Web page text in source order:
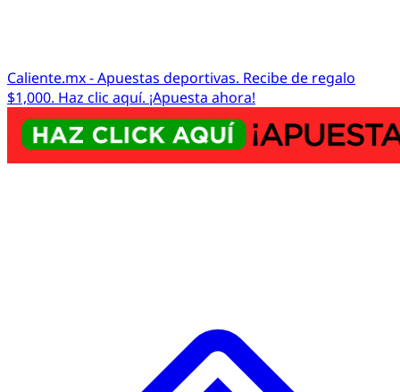
Caliente.mx - Apuestas deportivas. Recibe de regalo
$1,000. Haz clic aquí. ¡Apuesta ahora!